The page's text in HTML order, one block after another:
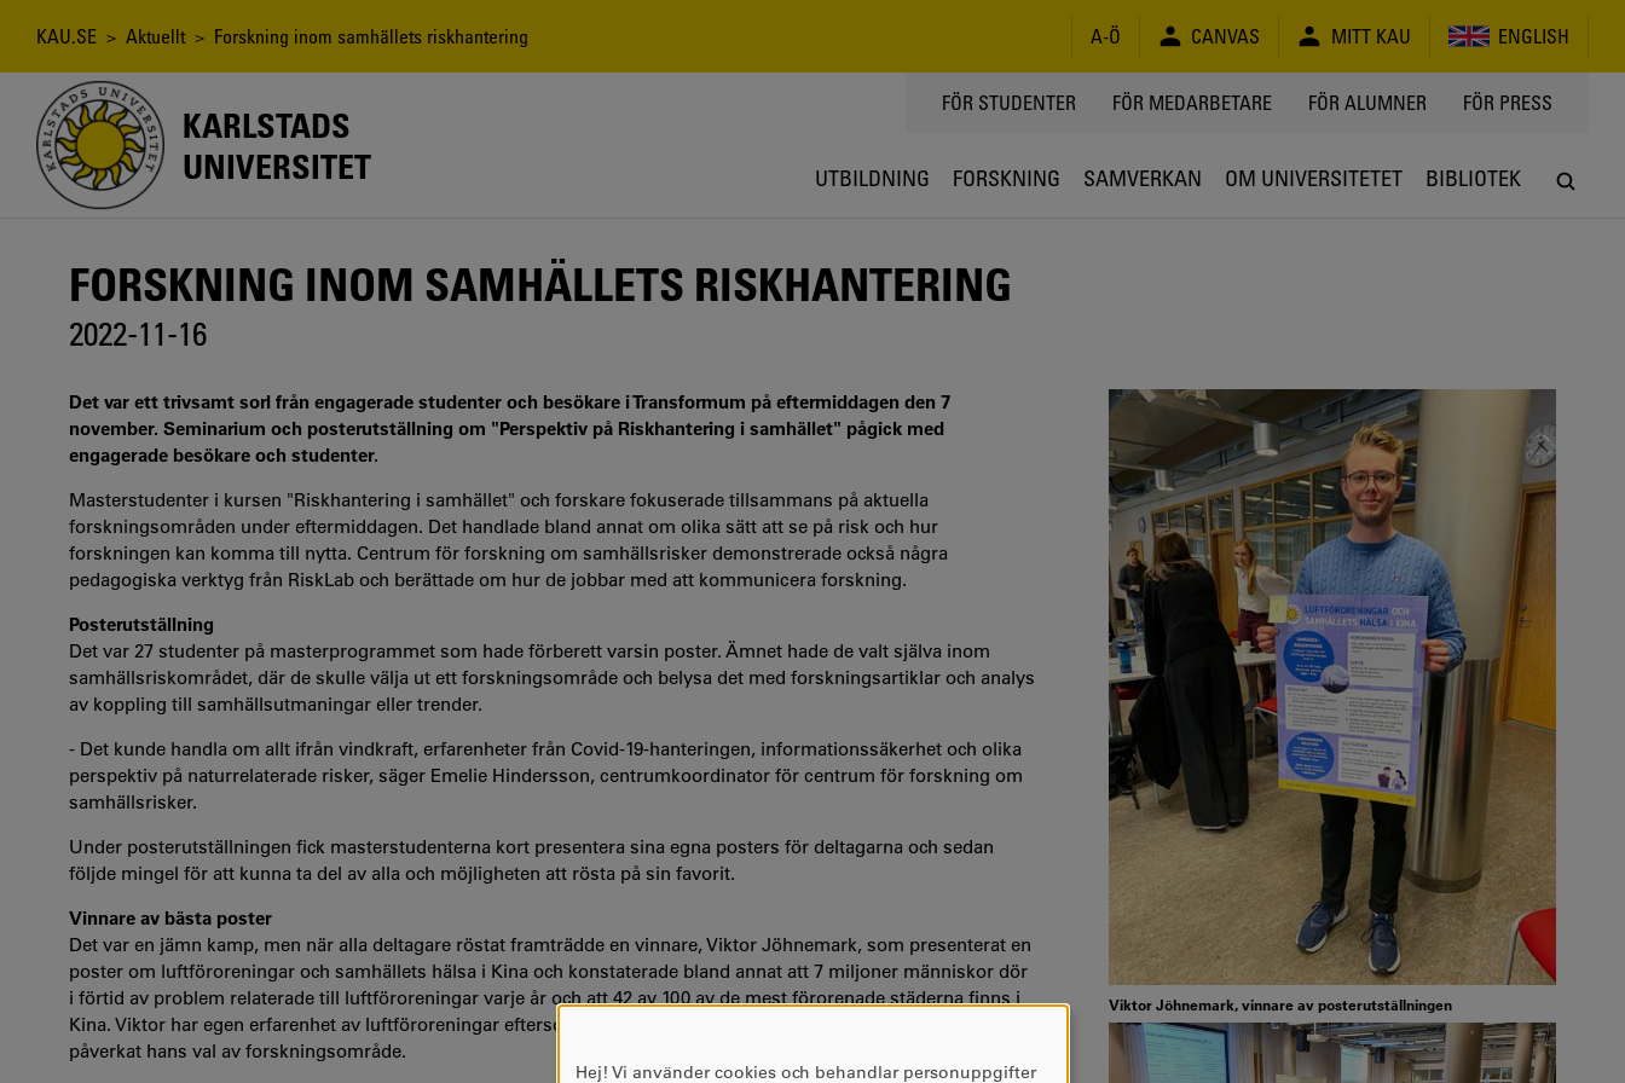
Länkstig
KAU.SE > Aktuellt > Forskning inom samhällets riskhantering A-Ö CANVAS MITT KAU ENGLISH
KARLSTADS
UNIVERSITET
TOPPMENY
FÖR STUDENTER FÖR MEDARBETARE FÖR ALUMNER FÖR PRESS
UTBILDNING FORSKNING SAMVERKAN OM UNIVERSITETET BIBLIOTEK
FORSKNING INOM SAMHÄLLETS RISKHANTERING
2022-11-16
Det var ett trivsamt sorl från engagerade studenter och besökare i Transformum på eftermiddagen den 7
november. Seminarium och posterutställning om "Perspektiv på Riskhantering i samhället" pågick med
engagerade besökare och studenter.
Masterstudenter i kursen "Riskhantering i samhället" och forskare fokuserade tillsammans på aktuella
forskningsområden under eftermiddagen. Det handlade bland annat om olika sätt att se på risk och hur
forskningen kan komma till nytta. Centrum för forskning om samhällsrisker demonstrerade också några
pedagogiska verktyg från RiskLab och berättade om hur de jobbar med att kommunicera forskning.
Posterutställning
Det var 27 studenter på masterprogrammet som hade förberett varsin poster. Ämnet hade de valt själva inom
samhällsriskområdet, där de skulle välja ut ett forskningsområde och belysa det med forskningsartiklar och analys
av koppling till samhällsutmaningar eller trender.
- Det kunde handla om allt ifrån vindkraft, erfarenheter från Covid-19-hanteringen, informationssäkerhet och olika
perspektiv på naturrelaterade risker, säger Emelie Hindersson, centrumkoordinator för centrum för forskning om
samhällsrisker.
Under posterutställningen fick masterstudenterna kort presentera sina egna posters för deltagarna och sedan
följde mingel för att kunna ta del av alla och möjligheten att rösta på sin favorit.
Vinnare av bästa poster
Det var en jämn kamp, men när alla deltagare röstat framträdde en vinnare, Viktor Jöhnemark, som presenterat en
poster om luftföroreningar och samhällets hälsa i Kina och konstaterade bland annat att 7 miljoner människor dör
i förtid av problem relaterade till luftföroreningar varje år och att 42 av 100 av de mest förorenade städerna finns i
Kina. Viktor har egen erfarenhet av luftföroreningar eftersom han delvis växt upp i Shanghai, vilket kan tänkas ha
påverkat hans val av forskningsområde.
Viktor Jöhnemark, vinnare av posterutställningen
Hej! Vi använder cookies och behandlar personuppgifter